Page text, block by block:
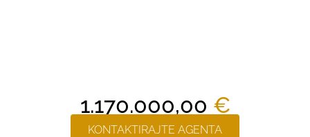
1.170.000,00 €
KONTAKTIRAJTE AGENTA